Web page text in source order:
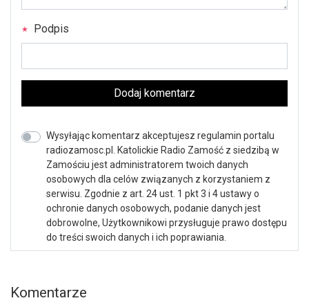
Podpis
Dodaj komentarz
Wysyłając komentarz akceptujesz regulamin portalu
radiozamosc.pl. Katolickie Radio Zamość z siedzibą w
Zamościu jest administratorem twoich danych
osobowych dla celów związanych z korzystaniem z
serwisu. Zgodnie z art. 24 ust. 1 pkt 3 i 4 ustawy o
ochronie danych osobowych, podanie danych jest
dobrowolne, Użytkownikowi przysługuje prawo dostępu
do treści swoich danych i ich poprawiania.
Komentarze